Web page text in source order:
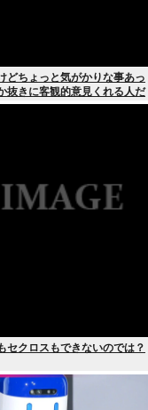
どちょっと気がかりな事あっ
抜きに客観的意見くれる人だ
セクロスもできないのでは？